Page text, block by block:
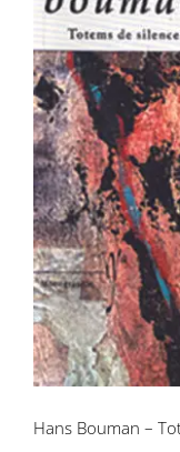
Hans
Hans Bouman –